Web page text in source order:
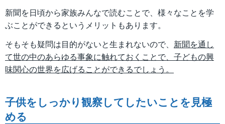
新聞を日頃から家族みんなで読むことで、様々なことを学
ぶことができるというメリットもあります。
そもそも疑問は目的がないと生まれないので、 新聞を通し
て世の中のあらゆる事象に触れておくことで、子どもの興
味関心の世界を広げることができるでしょう。
子供をしっかり観察してしたいことを見極
める